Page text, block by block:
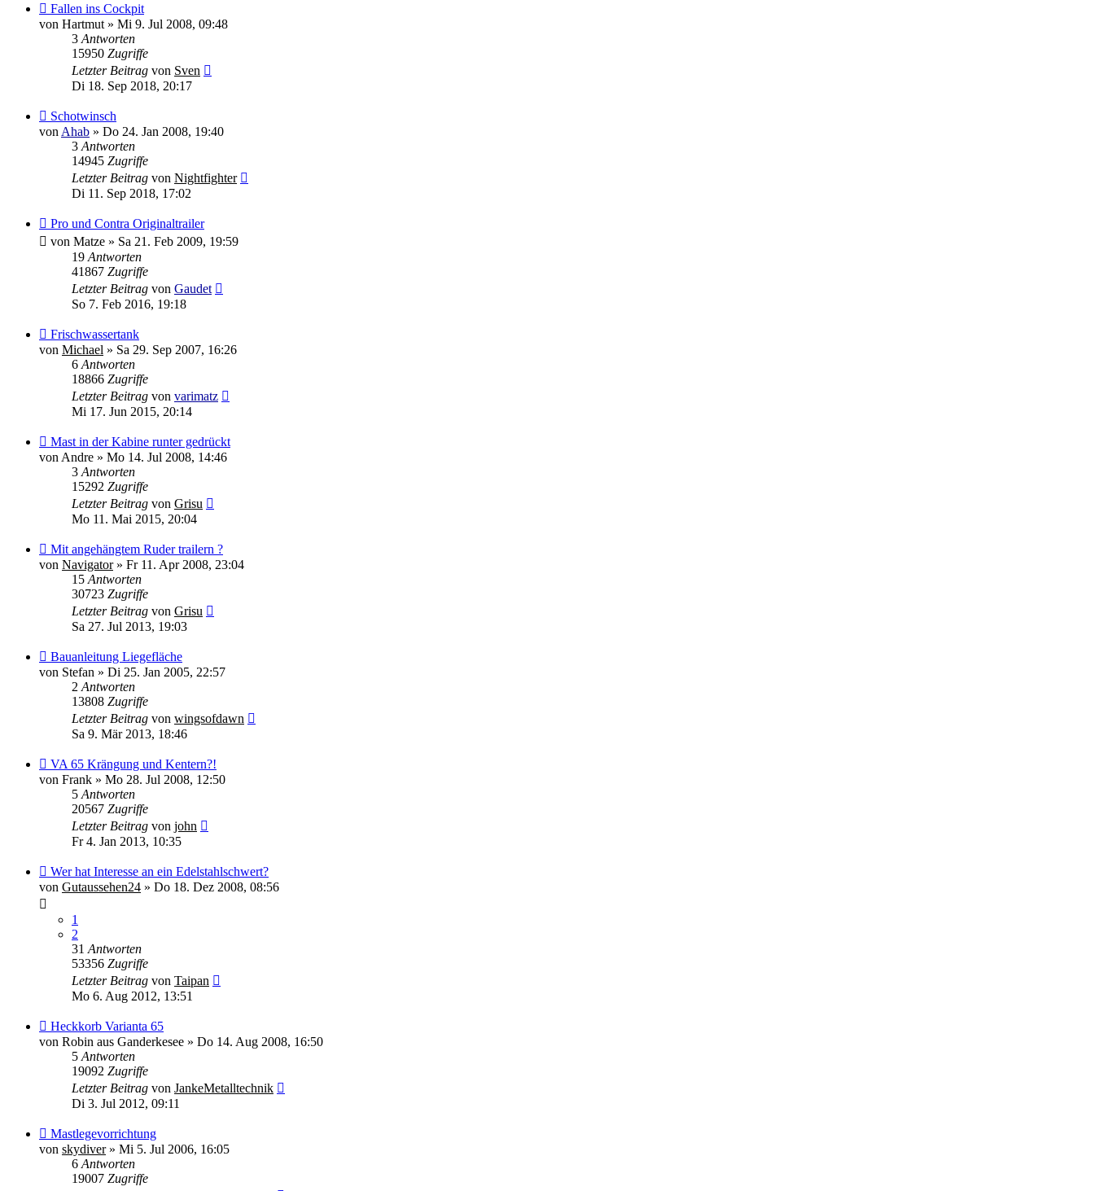
Fallen ins Cockpit
von Hartmut » Mi 9. Jul 2008, 09:48
3 Antworten
15950 Zugriffe
Letzter Beitrag von Sven
Di 18. Sep 2018, 20:17
Schotwinsch
von Ahab » Do 24. Jan 2008, 19:40
3 Antworten
14945 Zugriffe
Letzter Beitrag von Nightfighter
Di 11. Sep 2018, 17:02
Pro und Contra Originaltrailer
von Matze » Sa 21. Feb 2009, 19:59
19 Antworten
41867 Zugriffe
Letzter Beitrag von Gaudet
So 7. Feb 2016, 19:18
Frischwassertank
von Michael » Sa 29. Sep 2007, 16:26
6 Antworten
18866 Zugriffe
Letzter Beitrag von varimatz
Mi 17. Jun 2015, 20:14
Mast in der Kabine runter gedrückt
von Andre » Mo 14. Jul 2008, 14:46
3 Antworten
15292 Zugriffe
Letzter Beitrag von Grisu
Mo 11. Mai 2015, 20:04
Mit angehängtem Ruder trailern ?
von Navigator» Fr 11. Apr 2008, 23:04
15 Antworten
30723 Zugriffe
Letzter Beitrag von Grisu
Sa 27. Jul 2013, 19:03
Bauanleitung Liegefläche
von Stefan » Di 25. Jan 2005, 22:57
2 Antworten
13808 Zugriffe
Letzter Beitrag von wingsofdawn
Sa 9. Mär 2013, 18:46
VA 65 Krängung und Kentern?!
von Frank » Mo 28. Jul 2008, 12:50
5 Antworten
20567 Zugriffe
Letzter Beitrag von john
Fr 4. Jan 2013, 10:35
Wer hat Interesse an ein Edelstahlschwert?
von Gutaussehen24 » Do 18. Dez 2008, 08:56
1
2
31 Antworten
53356 Zugriffe
Letzter Beitrag von Taipan
Mo 6. Aug 2012, 13:51
Heckkorb Varianta 65
von Robin aus Ganderkesee » Do 14. Aug 2008, 16:50
5 Antworten
19092 Zugriffe
Letzter Beitrag von JankeMetalltechnik
Di 3. Jul 2012, 09:11
Mastlegevorrichtung
von skydiver» Mi 5. Jul 2006, 16:05
6 Antworten
19007 Zugriffe